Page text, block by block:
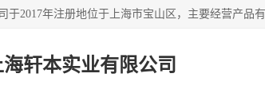
海轩本实业有限公司